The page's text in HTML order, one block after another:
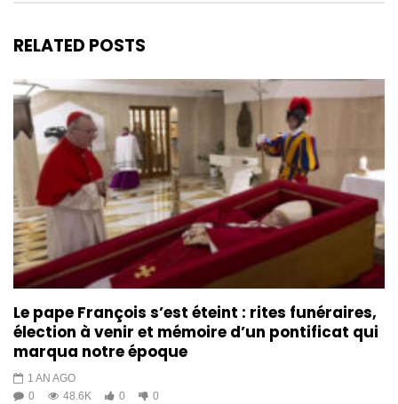
RELATED POSTS
Le pape François s’est éteint : rites funéraires,
élection à venir et mémoire d’un pontificat qui
marqua notre époque
1 AN AGO
0
48.6K 0 0